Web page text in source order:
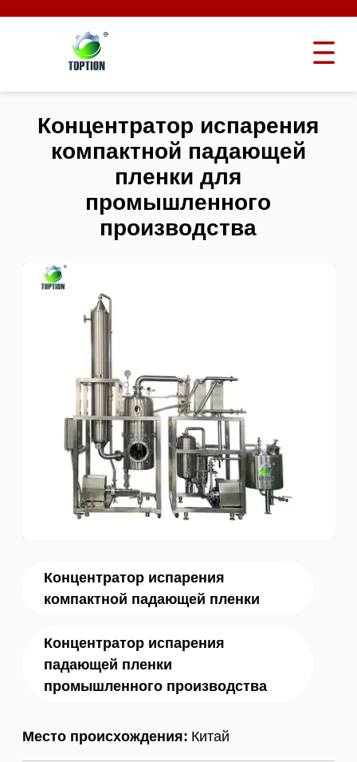
Концентратор испарения
компактной падающей пленки
Концентратор испарения
падающей пленки
промышленного производства
Место происхождения: Китай
Концентратор испарения
компактной падающей
пленки для
промышленного
производства